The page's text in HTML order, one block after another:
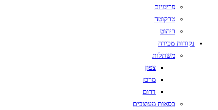
פרימיום
טרקוטה
ריהוט
נקודות מכירה
משתלות
צפון
מרכז
דרום
כסאות מעוצבים